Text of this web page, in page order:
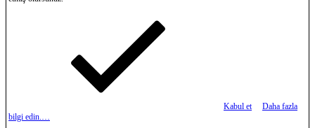
Kabul et
Daha fazla
bilgi edin.…